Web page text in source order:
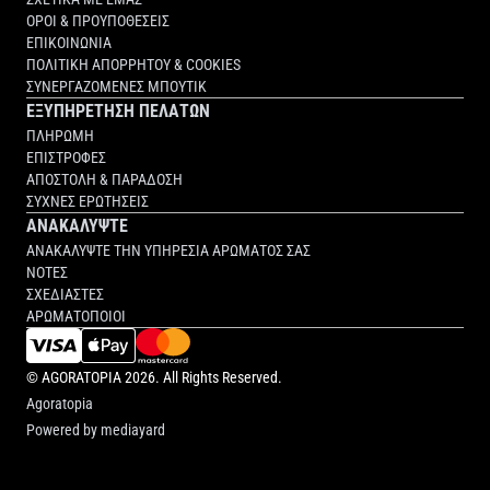
ΟΡΟΙ & ΠΡΟΥΠΟΘΕΣΕΙΣ
ΕΠΙΚΟΙΝΩΝΙΑ
ΠΟΛΙΤΙΚΗ ΑΠΟΡΡΗΤΟΥ & COOKIES
ΣΥΝΕΡΓΑΖΟΜΕΝΕΣ ΜΠΟΥΤΙΚ
ΕΞΥΠΗΡΕΤΗΣΗ ΠΕΛΑΤΩΝ
ΠΛΗΡΩΜΗ
ΕΠΙΣΤΡΟΦΕΣ
ΑΠΟΣΤΟΛΗ & ΠΑΡΑΔΟΣΗ
ΣΥΧΝΕΣ ΕΡΩΤΗΣΕΙΣ
ΑΝΑΚΑΛΥΨΤΕ
ΑΝΑΚΑΛΥΨΤΕ ΤΗΝ ΥΠΗΡΕΣΙΑ ΑΡΩΜΑΤΟΣ ΣΑΣ
ΝΟΤΕΣ
ΣΧΕΔΙΑΣΤΕΣ
ΑΡΩΜΑΤΟΠΟΙΟΙ
©AGORATOPIA2026. All Rights Reserved.
Agoratopia
Powered by mediayard